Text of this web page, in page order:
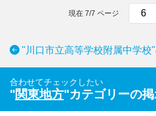
現在 7/7 ページ
"川口市立高等学校附属中学校
合わせてチェックしたい
"関東地方"カテゴリーの